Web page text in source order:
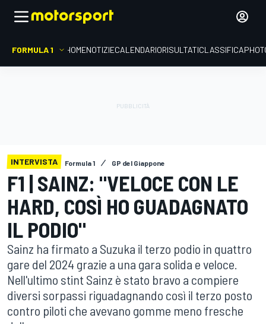
FORMULA 1 HOMENOTIZIECALENDARIORISULTATICLASSIFICA
INTERVISTA Formula 1 GP del Giappone
F1 | SAINZ: "VELOCE CON LE
HARD, COSÌ HO GUADAGNATO
IL PODIO"
Sainz ha firmato a Suzuka il terzo podio in quattro
gare del 2024 grazie a una gara solida e veloce.
Nell'ultimo stint Sainz è stato bravo a compiere
diversi sorpassi riguadagnando così il terzo posto
contro piloti che avevano gomme meno fresche